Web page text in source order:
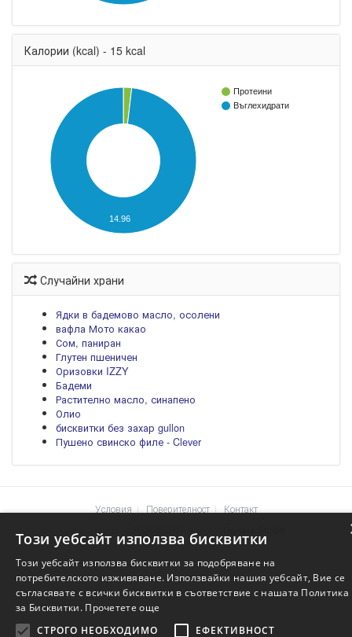
Калории (kcal) - 15 kcal
Протеини
Въглехидрати
14.96
Случайни храни
Ядки в бадемово масло, осолени
вафла Мото какао
Сом, паниран
Глутен пшеничен
Оризовки IZZY
Бадеми
Растително масло, синапено
Олио
бисквитки без захар gullon
Пушено свинско филе - Clever
Условия Поверителност
Контакт
Този уебсайт използва бисквитки
Този уебсайт използва бисквитки за подобряване на
потребителското изживяване. Използвайки нашия уебсайт, Вие се
съгласявате с всички бисквитки в съответствие с нашата Политика
за Бисквитки. Прочетете още
СТРОГО НЕОБХОДИМО
ЕФЕКТИВНОСТ